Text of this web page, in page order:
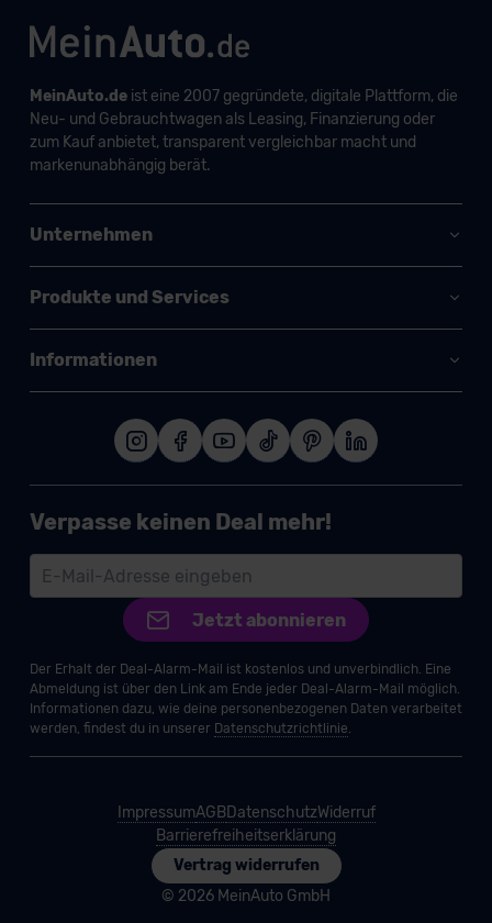
MeinAuto.deist eine 2007 gegründete, digitale Plattform, die
Neu- und Gebrauchtwagen als Leasing, Finanzierung oder
zum Kauf anbietet, transparent vergleichbar macht und
markenunabhängig berät.
Unternehmen
Produkte und Services
Informationen
Verpasse keinen Deal mehr!
Jetzt abonnieren
Der Erhalt der Deal-Alarm-Mail ist kostenlos und unverbindlich. Eine
Abmeldung ist über den Link am Ende jeder Deal-Alarm-Mail möglich.
Informationen dazu, wie deine personenbezogenen Daten verarbeitet
werden, findest du in unserer Datenschutzrichtlinie.
ImpressumAGBDatenschutzWiderruf
Barrierefreiheitserklärung
Vertrag widerrufen
© 2026 MeinAuto GmbH